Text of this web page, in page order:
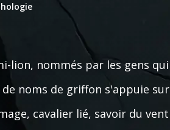
lion, nommés par les gens qui
noms de griffon s'appuie sur
cavalier lié, savoir du vent